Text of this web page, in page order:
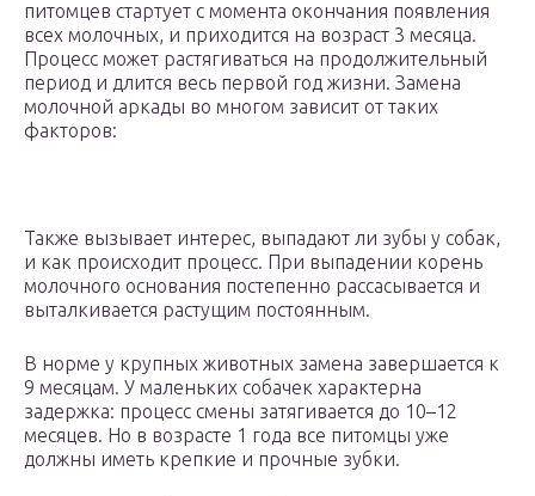
питомцев стартует с момента окончания появления
всех молочных, и приходится на возраст 3 месяца.
Процесс может растягиваться на продолжительный
период и длится весь первой год жизни. Замена
молочной аркады во многом зависит от таких
факторов:
Также вызывает интерес, выпадают ли зубы у собак,
и как происходит процесс. При выпадении корень
молочного основания постепенно рассасывается и
выталкивается растущим постоянным.
В норме у крупных животных замена завершается к
9 месяцам. У маленьких собачек характерна
задержка: процесс смены затягивается до 10–12
месяцев. Но в возрасте 1 года все питомцы уже
должны иметь крепкие и прочные зубки.